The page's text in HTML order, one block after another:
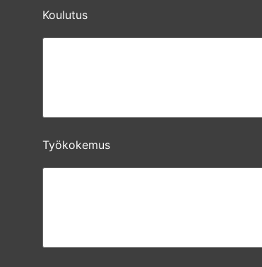
Koulutus
Työkokemus